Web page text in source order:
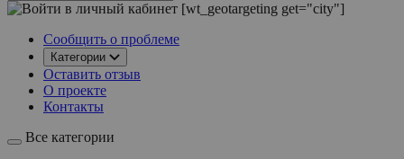
[wt_geotargeting get="city"]
Сообщить о проблеме
Категории
Оставить отзыв
О проекте
Контакты
Все категории